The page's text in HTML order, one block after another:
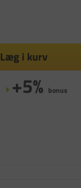
Læg i kurv
+5% bonus